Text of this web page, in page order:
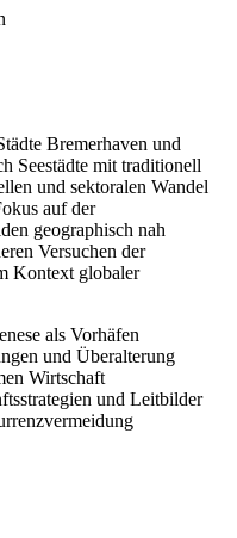
Bremerhaven und
Seestädte mit traditionell
und sektoralen Wandel
auf der
geographisch nah
Versuchen der
Kontext globaler
als Vorhäfen
und Überalterung
Wirtschaft
und Leitbilder